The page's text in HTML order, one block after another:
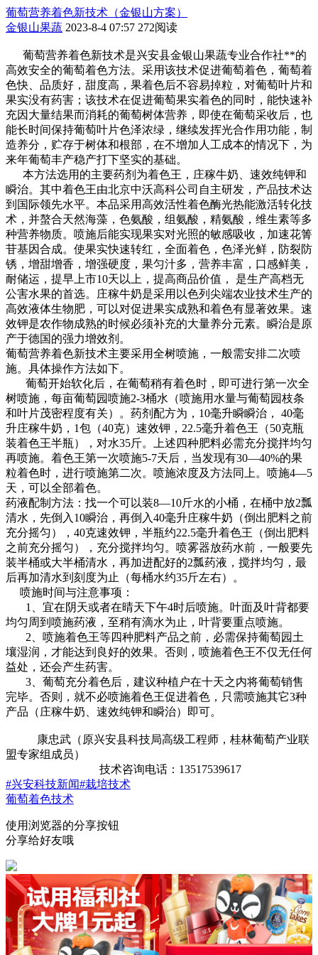
葡萄营养着色新技术（金银山方案）
金银山果蔬 2023-8-4 07:57 272阅读
葡萄营养着色新技术是兴安县金银山果蔬专业合作社**的
高效安全的葡萄着色方法。采用该技术促进葡萄着色，葡萄着
色快、品质好，甜度高，果着色后不容易掉粒，对葡萄叶片和
果实没有药害；该技术在促进葡萄果实着色的同时，能快速补
充因大量结果而消耗的葡萄树体营养，即使在葡萄采收后，也
能长时间保持葡萄叶片色泽浓绿，继续发挥光合作用功能，制
造养分，贮存于树体和根部，在不增加人工成本的情况下，为
来年葡萄丰产稳产打下坚实的基础。
本方法选用的主要药剂为着色王，庄稼牛奶、速效纯钾和
瞬治。其中着色王由北京中沃高科公司自主研发，产品技术达
到国际领先水平。本品采用高效活性着色酶光热能激活转化技
术，并螯合天然海藻，色氨酸，组氨酸，精氨酸，维生素等多
种营养物质。喷施后能实现果实对光照的敏感吸收，加速花箐
苷基因合成。使果实快速转红，全面着色，色泽光鲜，防裂防
锈，增甜增香，增强硬度，果匀汁多，营养丰富，口感鲜美，
耐储运，提早上市10天以上，提高商品价值， 是生产高档无
公害水果的首选。庄稼牛奶是采用以色列尖端农业技术生产的
高效液体生物肥，可以对促进果实成熟和着色有显著效果。速
效钾是农作物成熟的时候必须补充的大量养分元素。瞬治是原
产于德国的强力增效剂。
葡萄营养着色新技术主要采用全树喷施，一般需安排二次喷
施。具体操作方法如下。
葡萄开始软化后，在葡萄稍有着色时，即可进行第一次全
树喷施，每亩葡萄园喷施2-3桶水（喷施用水量与葡萄园枝条
和叶片茂密程度有关）。药剂配方为，10毫升瞬瞬治， 40毫
升庄稼牛奶，1包（40克）速效钾，22.5毫升着色王（50克瓶
装着色王半瓶），对水35斤。上述四种肥料必需充分搅拌均匀
再喷施。着色王第一次喷施5-7天后，当发现有30—40%的果
粒着色时，进行喷施第二次。喷施浓度及方法同上。喷施4—5
天，可以全部着色。
药液配制方法：找一个可以装8—10斤水的小桶，在桶中放2瓢
清水，先倒入10瞬治，再倒入40毫升庄稼牛奶（倒出肥料之前
充分摇匀），40克速效钾，半瓶约22.5毫升着色王（倒出肥料
之前充分摇匀），充分搅拌均匀。喷雾器放药水前，一般要先
装半桶或大半桶清水，再加进配好的2瓢药液，搅拌均匀，最
后再加清水到刻度为止（每桶水约35斤左右）。
喷施时间与注意事项：
1、宜在阴天或者在晴天下午4时后喷施。叶面及叶背都要
均匀周到喷施药液，至稍有滴水为止，叶背要重点喷施。
2、喷施着色王等四种肥料产品之前，必需保持葡萄园土
壤湿润，才能达到良好的效果。否则，喷施着色王不仅无任何
益处，还会产生药害。
3、葡萄充分着色后，建议种植户在十天之内将葡萄销售
完毕。否则，就不必喷施着色王促进着色，只需喷施其它3种
产品（庄稼牛奶、速效纯钾和瞬治）即可。
康忠武（原兴安县科技局高级工程师，桂林葡萄产业联
盟专家组成员）
技术咨询电话：13517539617
#兴安科技新闻#栽培技术
葡萄着色技术
使用浏览器的分享按钮
分享给好友哦